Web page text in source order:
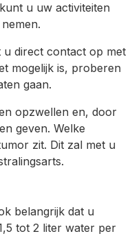
u uw activiteiten
u direct contact op met
mogelijk is, proberen
gaan.
opzwellen en, door
geven. Welke
zit. Dit zal met u
belangrijk dat u
tot 2 liter water per